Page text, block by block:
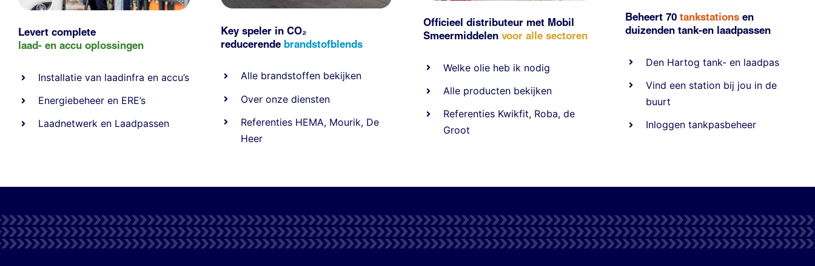
Levert complete
laad- en accu oplossingen
Installatie van laadinfra en accu’s
Energiebeheer en ERE’s
Laadnetwerk en Laadpassen
Key speler in CO₂
reducerende brandstofblends
Alle brandstoffen bekijken
Over onze diensten
Referenties HEMA, Mourik, De
Heer
Officieel distributeur met Mobil
Smeermiddelen voor alle sectoren
Welke olie heb ik nodig
Alle producten bekijken
Referenties Kwikfit, Roba, de
Groot
Beheert 70tankstationsen
duizendentank-en laadpassen
Den Hartog tank- en laadpas
Vind een station bij jou in de
buurt
Inloggen tankpasbeheer